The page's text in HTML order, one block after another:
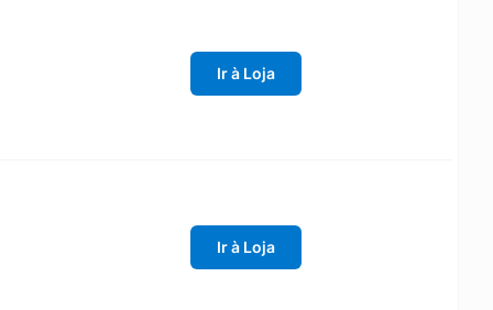
Ir à Loja
Ir à Loja